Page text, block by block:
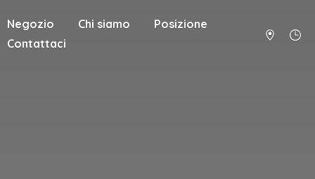
Negozio Chi siamo
Posizione
Contattaci